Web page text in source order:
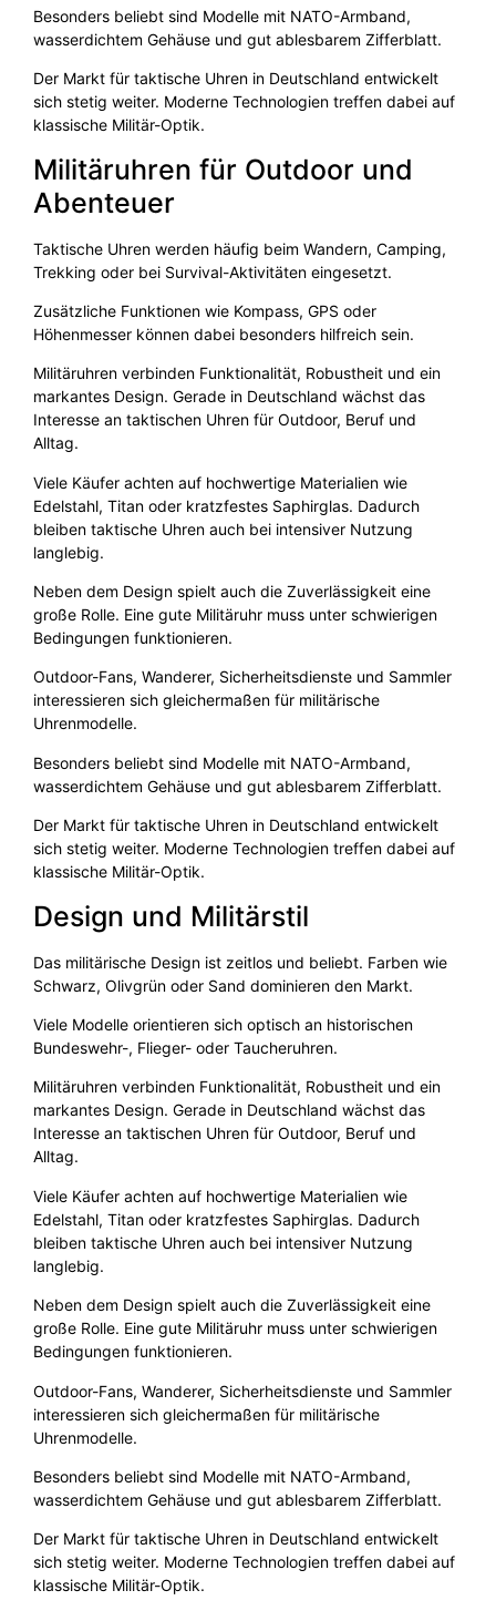
Besonders beliebt sind Modelle mit NATO-Armband,
wasserdichtem Gehäuse und gut ablesbarem Zifferblatt.
Der Markt für taktische Uhren in Deutschland entwickelt
sich stetig weiter. Moderne Technologien treffen dabei auf
klassische Militär-Optik.
Militäruhren für Outdoor und
Abenteuer
Taktische Uhren werden häufig beim Wandern, Camping,
Trekking oder bei Survival-Aktivitäten eingesetzt.
Zusätzliche Funktionen wie Kompass, GPS oder
Höhenmesser können dabei besonders hilfreich sein.
Militäruhren verbinden Funktionalität, Robustheit und ein
markantes Design. Gerade in Deutschland wächst das
Interesse an taktischen Uhren für Outdoor, Beruf und
Alltag.
Viele Käufer achten auf hochwertige Materialien wie
Edelstahl, Titan oder kratzfestes Saphirglas. Dadurch
bleiben taktische Uhren auch bei intensiver Nutzung
langlebig.
Neben dem Design spielt auch die Zuverlässigkeit eine
große Rolle. Eine gute Militäruhr muss unter schwierigen
Bedingungen funktionieren.
Outdoor-Fans, Wanderer, Sicherheitsdienste und Sammler
interessieren sich gleichermaßen für militärische
Uhrenmodelle.
Besonders beliebt sind Modelle mit NATO-Armband,
wasserdichtem Gehäuse und gut ablesbarem Zifferblatt.
Der Markt für taktische Uhren in Deutschland entwickelt
sich stetig weiter. Moderne Technologien treffen dabei auf
klassische Militär-Optik.
Design und Militärstil
Das militärische Design ist zeitlos und beliebt. Farben wie
Schwarz, Olivgrün oder Sand dominieren den Markt.
Viele Modelle orientieren sich optisch an historischen
Bundeswehr-, Flieger- oder Taucheruhren.
Militäruhren verbinden Funktionalität, Robustheit und ein
markantes Design. Gerade in Deutschland wächst das
Interesse an taktischen Uhren für Outdoor, Beruf und
Alltag.
Viele Käufer achten auf hochwertige Materialien wie
Edelstahl, Titan oder kratzfestes Saphirglas. Dadurch
bleiben taktische Uhren auch bei intensiver Nutzung
langlebig.
Neben dem Design spielt auch die Zuverlässigkeit eine
große Rolle. Eine gute Militäruhr muss unter schwierigen
Bedingungen funktionieren.
Outdoor-Fans, Wanderer, Sicherheitsdienste und Sammler
interessieren sich gleichermaßen für militärische
Uhrenmodelle.
Besonders beliebt sind Modelle mit NATO-Armband,
wasserdichtem Gehäuse und gut ablesbarem Zifferblatt.
Der Markt für taktische Uhren in Deutschland entwickelt
sich stetig weiter. Moderne Technologien treffen dabei auf
klassische Militär-Optik.